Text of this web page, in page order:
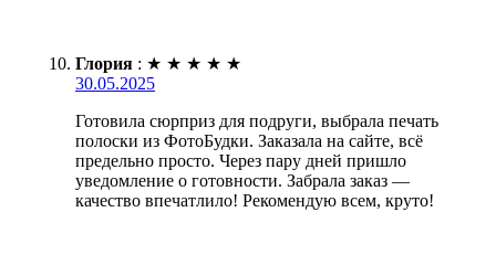
Глория : ★ ★ ★ ★ ★
30.05.2025
Готовила сюрприз для подруги, выбрала печать
полоски из ФотоБудки. Заказала на сайте, всё
предельно просто. Через пару дней пришло
уведомление о готовности. Забрала заказ —
качество впечатлило! Рекомендую всем, круто!